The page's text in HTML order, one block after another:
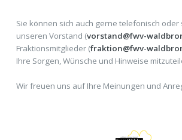
Sie können sich auch gerne telefonisch oder
unseren Vorstand (vorstand@fwv-
Fraktionsmitglieder (fraktion@fwv-
Ihre Sorgen, Wünsche und Hinweise
Wir freuen uns auf Ihre Meinungen und